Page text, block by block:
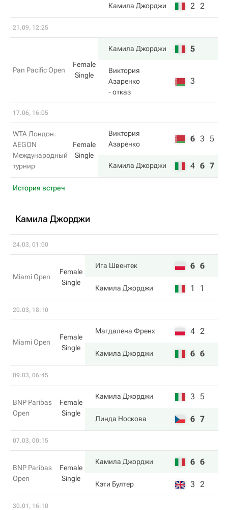
Камила Джорджи 2 2
21.09, 12:25
Pan Pacific Open
Female
Single
Камила Джорджи 5
Виктория
Азаренко
- отказ
3
17.06, 16:05
WTA Лондон.
AEGON
Международный
турнир
Female
Single
Виктория
Азаренко
6 3 5
Камила Джорджи 4 6 7
История встреч
Камила Джорджи
24.03, 01:00
Miami Open
Female
Single
Ига Швентек 6 6
Камила Джорджи 1 1
20.03, 18:10
Miami Open
Female
Single
Магдалена Френх 4 2
Камила Джорджи 6 6
09.03, 06:45
BNP Paribas
Open
Female
Single
Камила Джорджи 3 5
Линда Носкова 6 7
07.03, 00:15
BNP Paribas
Open
Female
Single
Камила Джорджи 6 6
Кэти Бултер 3 2
30.01, 16:10